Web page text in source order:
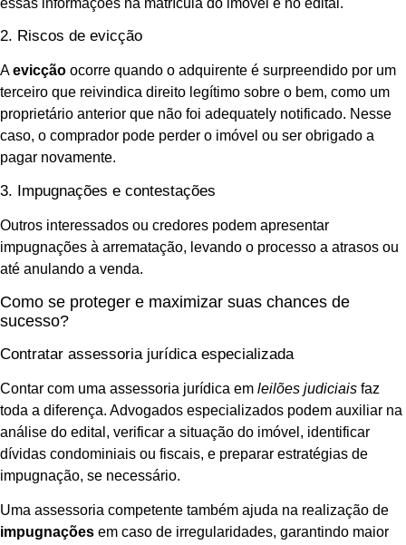
2. Riscos de evicção
Aevicção ocorre quando o adquirente é surpreendido por um
terceiro que reivindica direito legítimo sobre o bem, como um
proprietário anterior que não foi adequately notificado. Nesse
caso, o comprador pode perder o imóvel ou ser obrigado a
pagar novamente.
3. Impugnações e contestações
Outros interessados ou credores podem apresentar
impugnações à arrematação, levando o processo a atrasos ou
até anulando a venda.
Como se proteger e maximizar suas chances de
sucesso?
Contratar assessoria jurídica especializada
Contar com uma assessoria jurídica em leilões judiciais faz
toda a diferença. Advogados especializados podem auxiliar na
análise do edital, verificar a situação do imóvel, identificar
dívidas condominiais ou fiscais, e preparar estratégias de
impugnação, se necessário.
Uma assessoria competente também ajuda na realização de
impugnações em caso de irregularidades, garantindo maior